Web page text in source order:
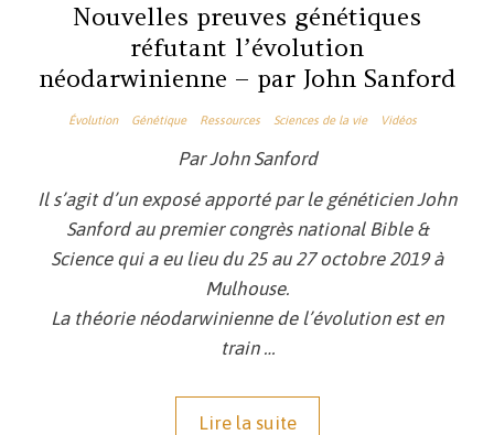
Nouvelles preuves génétiques
réfutant l’évolution
néodarwinienne – par John Sanford
Évolution Génétique Ressources Sciences de la vie Vidéos
Par John Sanford
Il s’agit d’un exposé apporté par le généticien John
Sanford au premier congrès national Bible &
Science qui a eu lieu du 25 au 27 octobre 2019 à
Mulhouse.
La théorie néodarwinienne de l’évolution est en
train …
Lire la suite